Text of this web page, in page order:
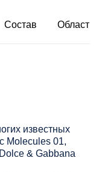
Состав Область
известных
Molecules 01,
& Gabbana